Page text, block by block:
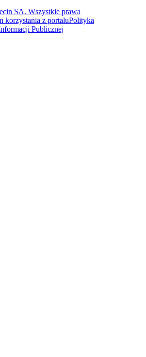
SA. Wszystkie prawa
korzystania z portaluPolityka
Publicznej